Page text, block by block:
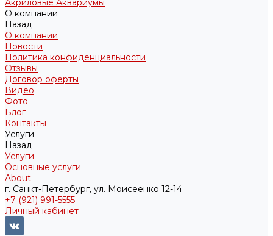
Акриловые Аквариумы
О компании
Назад
О компании
Новости
Политика конфиденциальности
Отзывы
Договор оферты
Видео
Фото
Блог
Контакты
Услуги
Назад
Услуги
Основные услуги
About
г. Санкт-Петербург, ул. Моисеенко 12-14
+7 (921) 991-5555
Личный кабинет